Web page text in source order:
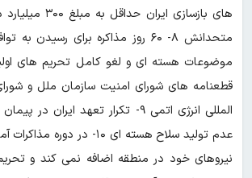
های بازسازی
متحدانش ۸- ۶۰ روز مذاکره برای رسیدن
موضوعات هسته ای و لغو کامل تحریم های
قطعنامه های شورای امنیت سازمان ملل و
المللی انرژی اتمی ۹- تکرار تعهد
عدم تولید سلاح هسته ای ۱۰- در
نیروهای خود در منطقه اضافه نمی کند و